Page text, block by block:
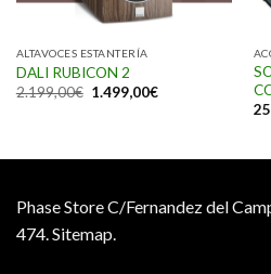
ALTAVOCES ESTANTERÍA
DALI RUBICON 2
2.199,00€ 1.499,00€
Phase Store C/Fernandez del
474.Sitemap.